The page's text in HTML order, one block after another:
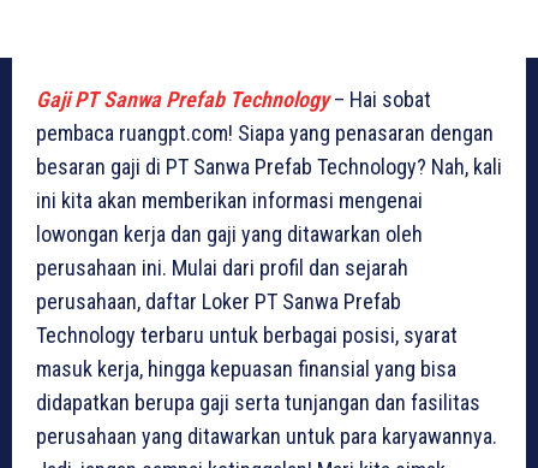
Gaji PT Sanwa Prefab Technology– Hai sobat
pembaca ruangpt.com! Siapa yang penasaran dengan
besaran gaji di PT Sanwa Prefab Technology? Nah, kali
ini kita akan memberikan informasi mengenai
lowongan kerja dan gaji yang ditawarkan oleh
perusahaan ini. Mulai dari profil dan sejarah
perusahaan, daftar Loker PT Sanwa Prefab
Technology terbaru untuk berbagai posisi, syarat
masuk kerja, hingga kepuasan finansial yang bisa
didapatkan berupa gaji serta tunjangan dan fasilitas
perusahaan yang ditawarkan untuk para karyawannya.